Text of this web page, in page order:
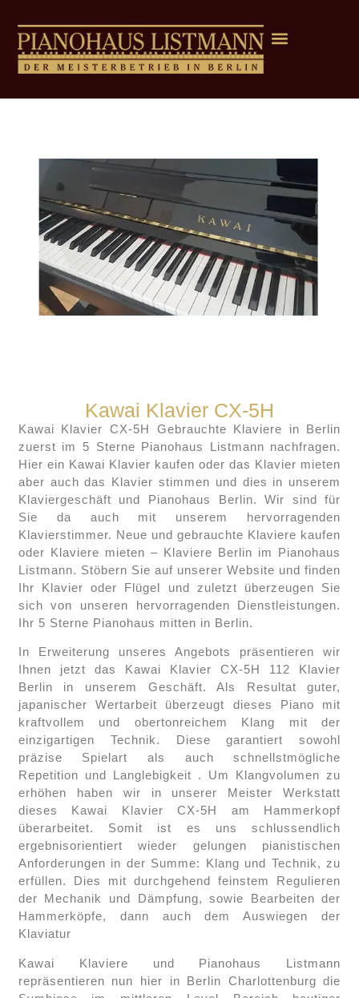
Kawai Klavier CX-5H
Kawai Klavier CX-5H Gebrauchte Klaviere in Berlin
zuerst im 5 Sterne Pianohaus Listmann nachfragen.
Hier ein Kawai Klavier kaufen oder das Klavier mieten
aber auch das Klavier stimmen und dies in unserem
Klaviergeschäft und Pianohaus Berlin. Wir sind für
Sie da auch mit unserem hervorragenden
Klavierstimmer. Neue und gebrauchte Klaviere kaufen
oder Klaviere mieten – Klaviere Berlin im Pianohaus
Listmann. Stöbern Sie auf unserer Website und finden
Ihr Klavier oder Flügel und zuletzt überzeugen Sie
sich von unseren hervorragenden Dienstleistungen.
Ihr 5 Sterne Pianohaus mitten in Berlin.
In Erweiterung unseres Angebots präsentieren wir
Ihnen jetzt das Kawai Klavier CX-5H 112 Klavier
Berlin in unserem Geschäft. Als Resultat guter,
japanischer Wertarbeit überzeugt dieses Piano mit
kraftvollem und obertonreichem Klang mit der
einzigartigen Technik. Diese garantiert sowohl
präzise Spielart als auch schnellstmögliche
Repetition und Langlebigkeit . Um Klangvolumen zu
erhöhen haben wir in unserer Meister Werkstatt
dieses Kawai Klavier CX-5H am Hammerkopf
überarbeitet. Somit ist es uns schlussendlich
ergebnisorientiert wieder gelungen pianistischen
Anforderungen in der Summe: Klang und Technik, zu
erfüllen. Dies mit durchgehend feinstem Regulieren
der Mechanik und Dämpfung, sowie Bearbeiten der
Hammerköpfe, dann auch dem Auswiegen der
Klaviatur
Kawai Klaviere und Pianohaus Listmann
repräsentieren nun hier in Berlin Charlottenburg die